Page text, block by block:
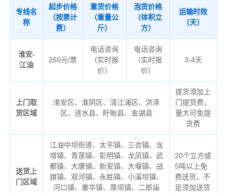
专线名
称
起步价格
（按票计
费）
重货价格
（重量公
斤）
泡货价格
（体积立
方）
运输时效
（天）
淮安-
江油
260元/票
电话咨询
（实时报
价）
电话咨询
（实时报
价）
3-4天
上门取
货区域
淮安区、淮阴区、清江浦区、洪泽
区、涟水县、盱眙县、金湖县
提货须加上
门提货费，
量大可免提
货费
送货上
门区域
江油中坝街道、太平镇、三合镇、含
增镇、青莲镇、彰明镇、龙凤镇、武
都镇、大康镇、新安镇、大堰镇、战
旗镇、双河镇、永胜镇、小溪坝镇、
河口镇、重华镇、厚坝镇、二郎庙
20个立方或
5吨以上免
费送货，不
足须加送货